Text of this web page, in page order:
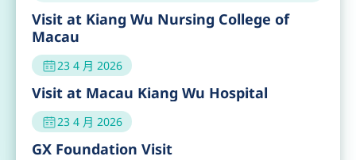
Visit at Kiang Wu Nursing College of
Macau
23 4 月 2026
Visit at Macau Kiang Wu Hospital
23 4 月 2026
GX Foundation Visit